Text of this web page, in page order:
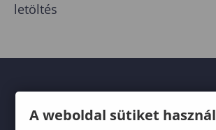
letöltés
A weboldal sütiket használ